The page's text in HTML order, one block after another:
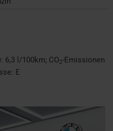
6,3 l/100km; CO2-Emissionen
E